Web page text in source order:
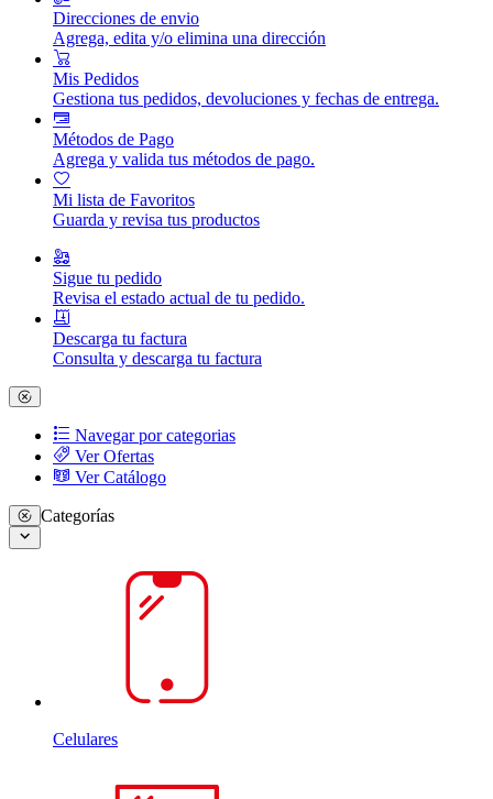
Direcciones de envio
Agrega, edita y/o elimina una dirección
Mis Pedidos
Gestiona tus pedidos, devoluciones y fechas de entrega.
Métodos de Pago
Agrega y valida tus métodos de pago.
Mi lista de Favoritos
Guarda y revisa tus productos
Sigue tu pedido
Revisa el estado actual de tu pedido.
Descarga tu factura
Consulta y descarga tu factura
Navegar por categorias
Ver Ofertas
Ver Catálogo
Categorías
Celulares